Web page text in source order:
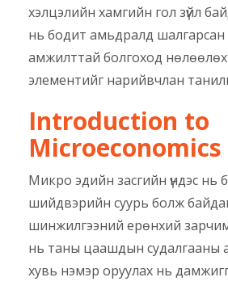
хэлцэлийн хамгийн гол зүйл
нь бодит амьдралд шалгарсан
амжилттай болгоход нөлөөлөх
элементийг нарийвчлан
Introduction to
Microeconomics
Микро эдийн засгийн үндэс нь
шийдвэрийн суурь болж
шинжилгээний ерөнхий
нь таны цаашдын судалгааны
хувь нэмэр оруулах нь